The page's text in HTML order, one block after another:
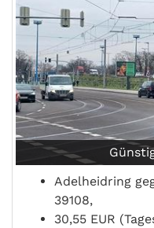
Adelheidring
39108,
30,55 EUR